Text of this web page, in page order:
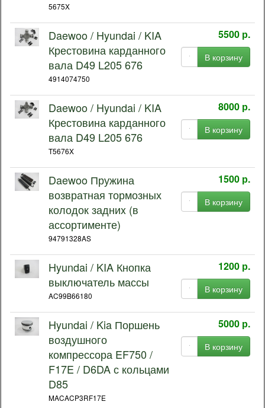
5675X
Daewoo / Hyundai / KIA
Крестовина карданного
вала D49 L205 676
4914074750
5500 р.
В корзину
Daewoo / Hyundai / KIA
Крестовина карданного
вала D49 L205 676
T5676X
8000 р.
В корзину
Daewoo Пружина
возвратная тормозных
колодок задниx (в
ассортименте)
94791328AS
1500 р.
В корзину
Hyundai / KIA Кнопка
выключатель массы
AC99B66180
1200 р.
В корзину
Hyundai / Kia Поршень
воздушного
компрессора EF750 /
F17E / D6DA с кольцами
D85
MACACP3RF17E
5000 р.
В корзину